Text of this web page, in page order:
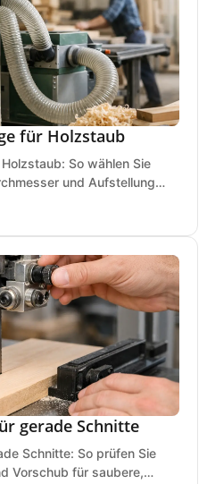
für Holzstaub
So wählen Sie
und Aufstellung
gerade Schnitte
Schnitte: So prüfen Sie
Vorschub für saubere,